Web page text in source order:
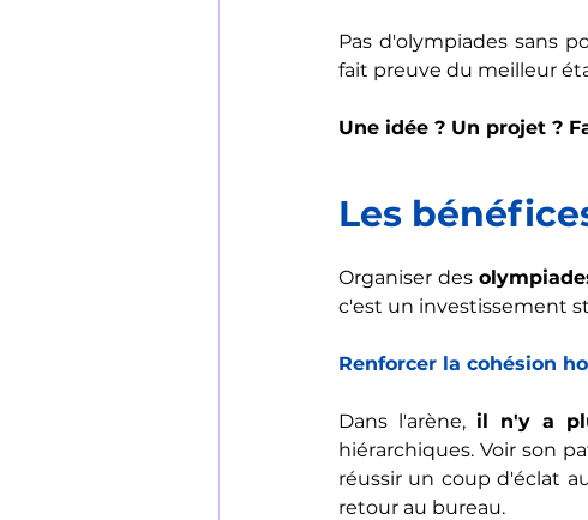
Pas d'olympiades sans
fait preuve du meilleur
Une idée ? Un projet ?
Les
Organiser des
c'est un investissement
Renforcer la cohésion
Dans l'arène, il n'y a
hiérarchiques. Voir son
réussir un coup d'éclat
retour au bureau.